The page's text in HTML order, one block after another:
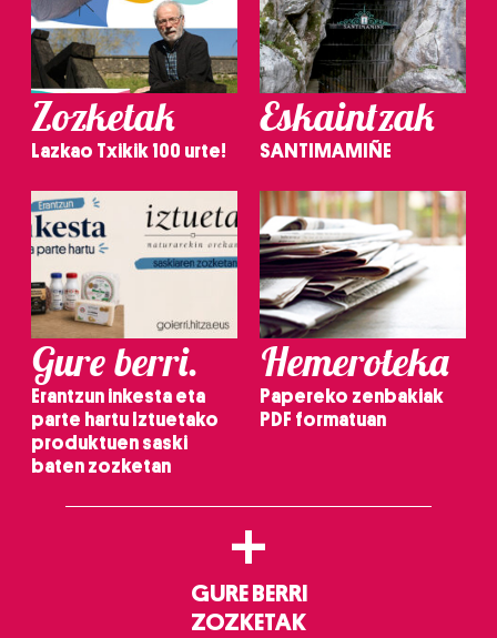
Zozketak
Lazkao Txikik 100 urte!
Eskaintzak
SANTIMAMIÑE
Gure berri.
Erantzun inkesta eta
parte hartu Iztuetako
produktuen saski
baten zozketan
Hemeroteka
Papereko zenbakiak
PDF formatuan
+
GURE BERRI
ZOZKETAK